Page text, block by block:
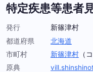
特定疾患等患者
発行
新篠津村
都道府県
北海道
市町村
新篠津村 （
原典